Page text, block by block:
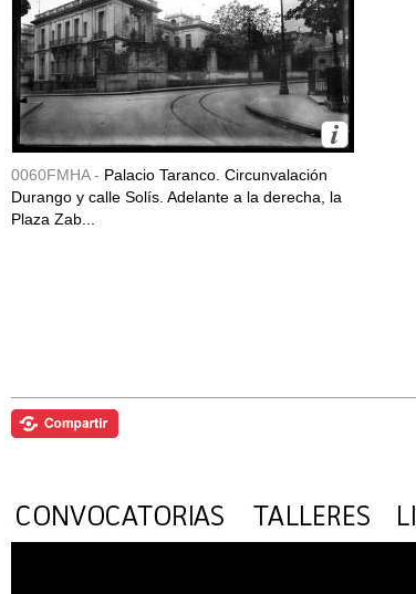
0060FMHA - Palacio Taranco. Circunvalación
Durango y calle Solís. Adelante a la derecha, la
Plaza Zab...